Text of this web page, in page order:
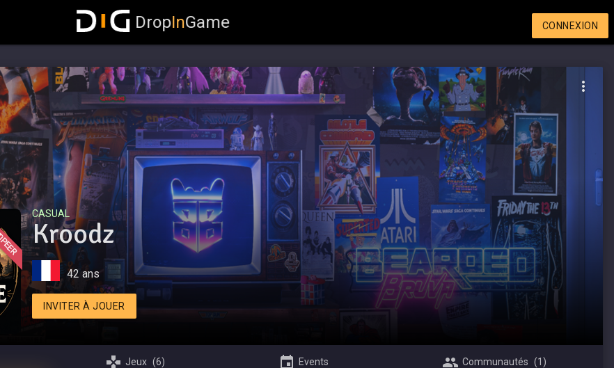
DropInGame CONNEXION
CASUAL
Kroodz
42 ans
INVITER À JOUER
Jeux (6) Events Communautés (1)